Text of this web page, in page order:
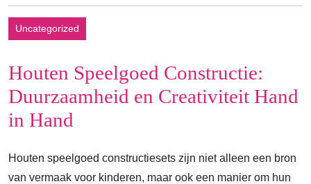
Uncategorized
Houten Speelgoed Constructie:
Duurzaamheid en Creativiteit Hand
in Hand
Houten speelgoed constructiesets zijn niet alleen een bron
van vermaak voor kinderen, maar ook een manier om hun